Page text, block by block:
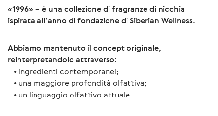
«1996» – è una collezione di fragranze di nicchia
ispirata all’anno di fondazione di Siberian Wellness.
Abbiamo mantenuto il concept originale,
reinterpretandolo attraverso:
• ingredienti contemporanei;
• una maggiore profondità olfattiva;
• un linguaggio olfattivo attuale.